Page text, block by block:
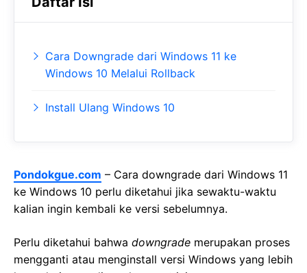
Cara Downgrade dari Windows 11 ke
Windows 10 Melalui Rollback
Install Ulang Windows 10
Pondokgue.com – Cara downgrade dari Windows 11
ke Windows 10 perlu diketahui jika sewaktu-waktu
kalian ingin kembali ke versi sebelumnya.
Perlu diketahui bahwa downgrade merupakan proses
mengganti atau menginstall versi Windows yang lebih